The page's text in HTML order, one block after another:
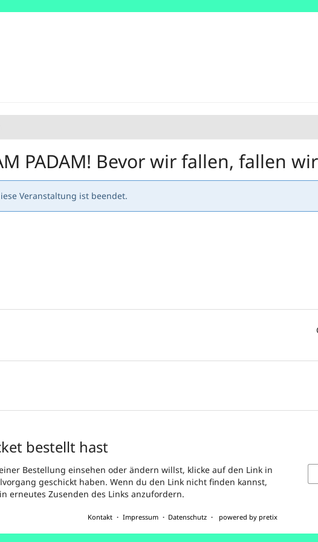
PADAM! Bevor wir fallen, fallen
Veranstaltung ist beendet.
bestellt hast
Bestellung einsehen oder ändern willst, klicke auf den Link in
geschickt haben. Wenn du den Link nicht finden kannst,
erneutes Zusenden des Links anzufordern.
Kontakt Impressum Datenschutz powered by pretix